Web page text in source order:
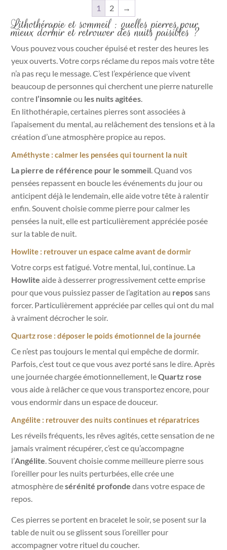
1 2 →
Lithothérapie et sommeil : quelles pierres pour
mieux dormir et retrouver des nuits paisibles ?
Vous pouvez vous coucher épuisé et rester des heures les
yeux ouverts. Votre corps réclame du repos mais votre tête
n’a pas reçu le message. C’est l’expérience que vivent
beaucoup de personnes qui cherchent une pierre naturelle
contre l’insomnie ou les nuits agitées.
En lithothérapie, certaines pierres sont associées à
l’apaisement du mental, au relâchement des tensions et à la
création d’une atmosphère propice au repos.
Améthyste : calmer les pensées qui tournent la nuit
La pierre de référence pour le sommeil. Quand vos
pensées repassent en boucle les événements du jour ou
anticipent déjà le lendemain, elle aide votre tête à ralentir
enfin. Souvent choisie comme pierre pour calmer les
pensées la nuit, elle est particulièrement appréciée posée
sur la table de nuit.
Howlite : retrouver un espace calme avant de dormir
Votre corps est fatigué. Votre mental, lui, continue. La
Howlite aide à desserrer progressivement cette emprise
pour que vous puissiez passer de l’agitation au repossans
forcer. Particulièrement appréciée par celles qui ont du mal
à vraiment décrocher le soir.
Quartz rose : déposer le poids émotionnel de la journée
Ce n’est pas toujours le mental qui empêche de dormir.
Parfois, c’est tout ce que vous avez porté sans le dire. Après
une journée chargée émotionnellement, leQuartz rose
vous aide à relâcher ce que vous transportez encore, pour
vous endormir dans un espace de douceur.
Angélite : retrouver des nuits continues et réparatrices
Les réveils fréquents, les rêves agités, cette sensation de ne
jamais vraiment récupérer, c’est ce qu’accompagne
l’Angélite. Souvent choisie comme meilleure pierre sous
l’oreiller pour les nuits perturbées, elle crée une
atmosphère desérénité profonde dans votre espace de
repos.
Ces pierres se portent en bracelet le soir, se posent sur la
table de nuit ou se glissent sous l’oreiller pour
accompagner votre rituel du coucher.